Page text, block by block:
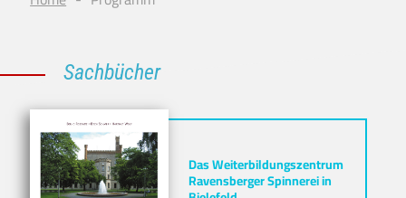
Sachbücher
Das Weiterbildungszentrum
Ravensberger Spinnerei in